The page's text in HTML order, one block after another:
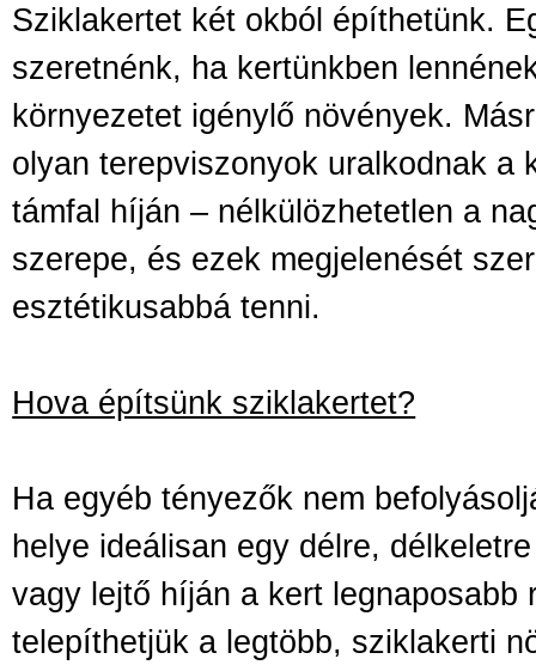
Sziklakertet két okból építhetünk.
szeretnénk, ha kertünkben
környezetet igénylő növények.
olyan terepviszonyok uralkodnak a
támfal híján – nélkülözhetetlen a
szerepe, és ezek megjelenését
esztétikusabbá tenni.
Hova építsünk sziklakertet?
Ha egyéb tényezők nem
helye ideálisan egy délre,
vagy lejtő híján a kert legnaposabb
telepíthetjük a legtöbb, sziklakerti